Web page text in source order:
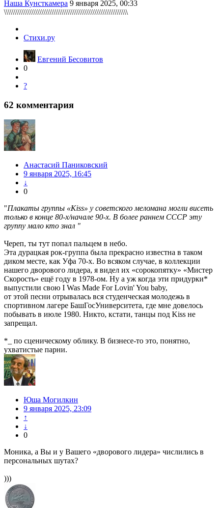
Наша Кунсткамера 9 января 2025, 00:33
\\\\\\\\\\\\\\\\\\\\\\\\\\\\\\\\\\\\\\\\\\\\\\\\\\\\\\\\\\\\\\\
Стихи.ру
Евгений Бесовитов
0
?
62 комментария
Анастасий Паниковский
9 января 2025, 16:45
↓
0
"Плакаты группы «Kiss» у советского меломана могли висеть
только в конце 80-х/начале 90-х. В более раннем СССР эту
группу мало кто знал "
Череп, ты тут попал пальцем в небо.
Эта дурацкая рок-группа была прекрасно известна в таком
диком месте, как Уфа 70-х. Во всяком случае, в коллекции
нашего дворового лидера, я видел их «сорокопятку» «Мистер
Скорость» ещё году в 1978-ом. Ну а уж когда эти придурки*
выпустили свою I Was Made For Lovin' You baby,
от этой песни отрывалась вся студенческая молодежь в
спортивном лагере БашГосУниверситета, где мне довелось
побывать в июле 1980. Никто, кстати, танцы под Kiss не
запрещал.
*_ по сценическому облику. В бизнесе-то это, понятно,
ухватистые парни.
Юша Могилкин
9 января 2025, 23:09
↑
↓
0
Моника, а Вы и у Вашего «дворового лидера» числились в
персональных шутах?
)))